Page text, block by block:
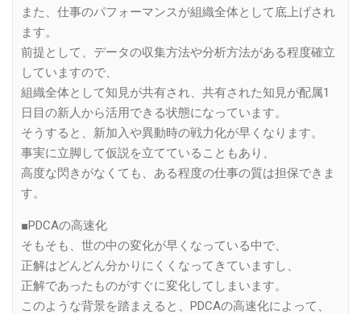
また、仕事のパフォーマンスが組織全体として底上げされ
ます。
前提として、データの収集方法や分析方法がある程度確立
していますので、
組織全体として知見が共有され、共有された知見が配属1
日目の新人から活用できる状態になっています。
そうすると、新加入や異動時の戦力化が早くなります。
事実に立脚して仮説を立てていることもあり、
高度な閃きがなくても、ある程度の仕事の質は担保できま
す。
■PDCAの高速化
そもそも、世の中の変化が早くなっている中で、
正解はどんどん分かりにくくなってきていますし、
正解であったものがすぐに変化してしまいます。
このような背景を踏まえると、PDCAの高速化によって、